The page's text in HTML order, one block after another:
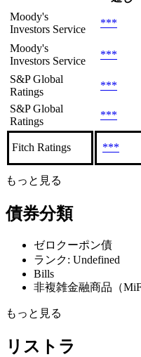
Moody's
Investors Service
***
Moody's
Investors Service
***
S&P Global
Ratings
***
S&P Global
Ratings
***
Fitch Ratings ***
もっと見る
債券分類
ゼロクーポン債
ランク: Undefined
Bills
非複雑金融商品（
もっと見る
リストラ